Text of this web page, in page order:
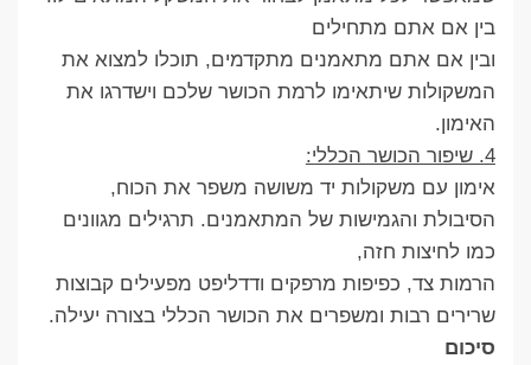
בין אם אתם מתחילים
ובין אם אתם מתאמנים מתקדמים, תוכלו למצוא את
המשקולות שיתאימו לרמת הכושר שלכם וישדרגו את
האימון.
4. שיפור הכושר הכללי:
אימון עם משקולות יד משושה משפר את הכוח,
הסיבולת והגמישות של המתאמנים. תרגילים מגוונים
כמו לחיצות חזה,
הרמות צד, כפיפות מרפקים ודדליפט מפעילים קבוצות
שרירים רבות ומשפרים את הכושר הכללי בצורה יעילה.
סיכום